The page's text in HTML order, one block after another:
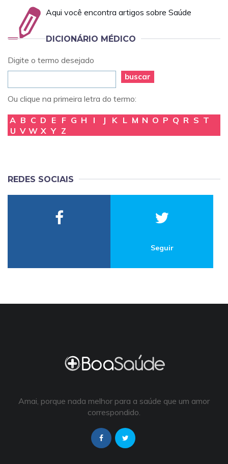
Aqui você encontra artigos sobre Saúde
DICIONÁRIO MÉDICO
Digite o termo desejado
buscar
Ou clique na primeira letra do termo:
A B C D E F G H I J K L M N O P Q R S T
U V W X Y Z
REDES SOCIAIS
Seguir
Amai, porque nada melhor para a saúde que um amor
correspondido.